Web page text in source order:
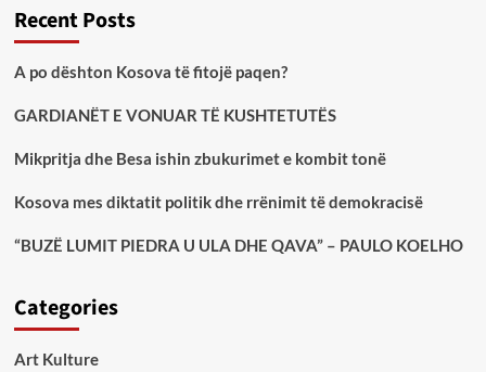
Recent Posts
A po dështon Kosova të fitojë paqen?
GARDIANËT E VONUAR TË KUSHTETUTËS
Mikpritja dhe Besa ishin zbukurimet e kombit tonë
Kosova mes diktatit politik dhe rrënimit të demokracisë
“BUZË LUMIT PIEDRA U ULA DHE QAVA” – PAULO KOELHO
Categories
Art Kulture